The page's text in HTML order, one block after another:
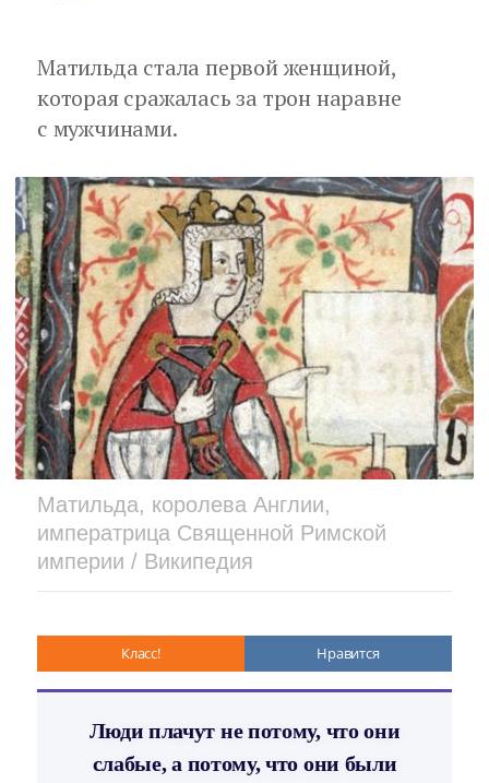
Матильда стала первой женщиной,
которая сражалась за трон наравне
с мужчинами.
Матильда, королева Англии,
императрица Священной Римской
империи / Википедия
Класс! Нравится
Люди плачут не потому, что они
слабые, а потому, что они были